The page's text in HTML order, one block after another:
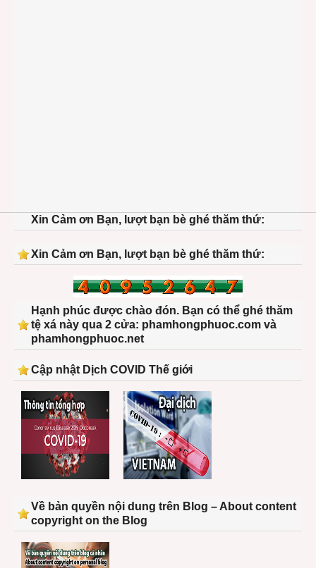
Xin Cảm ơn Bạn, lượt bạn bè ghé thăm thứ:
Xin Cảm ơn Bạn, lượt bạn bè ghé thăm thứ:
Hạnh phúc được chào đón. Bạn có thể ghé thăm
tệ xá này qua 2 cửa: phamhongphuoc.com và
phamhongphuoc.net
Cập nhật Dịch COVID Thế giới
Về bản quyền nội dung trên Blog – About content
copyright on the Blog